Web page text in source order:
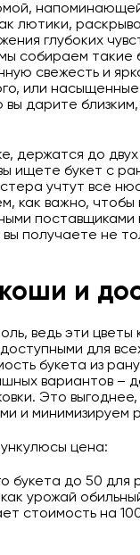
лютики,
глубоких
собираем такие
свежесть и
или
дарите
держатся до
ищете букет с
учтут все
как важно, чтобы
поставщиками
получаете не
и
ведь эти
для
букета из
вариантов –
Это
и минимизируем
цена:
букета до 50 для
урожай
стоимость на